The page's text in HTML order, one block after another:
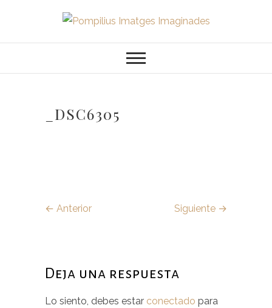
contenido
Pompilius
Imatges
Imaginades
_DSC6305
← Anterior Siguiente →
Deja una respuesta
Lo siento, debes estar conectado para